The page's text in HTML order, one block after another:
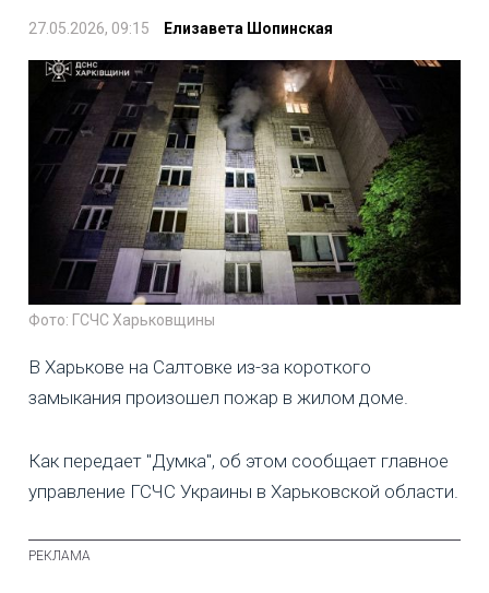
27.05.2026, 09:15 Елизавета Шопинская
Фото: ГСЧС Харьковщины
В Харькове на Салтовке из-за короткого
замыкания произошел пожар в жилом доме.
Как передает "Думка", об этом сообщает главное
управление ГСЧС Украины в Харьковской области.